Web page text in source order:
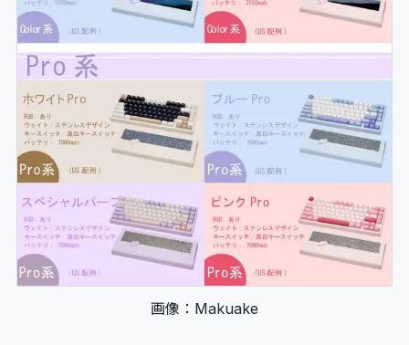
画像：Makuake